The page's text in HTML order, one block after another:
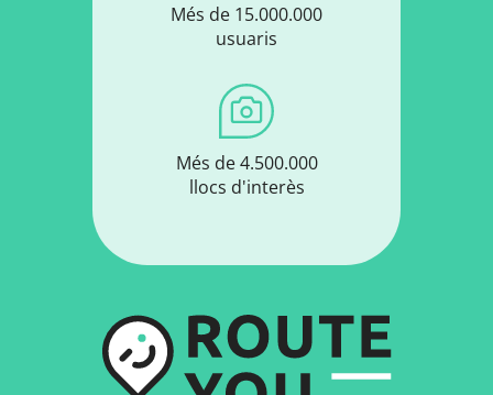
Més de 15.000.000
usuaris
Més de 4.500.000
llocs d'interès